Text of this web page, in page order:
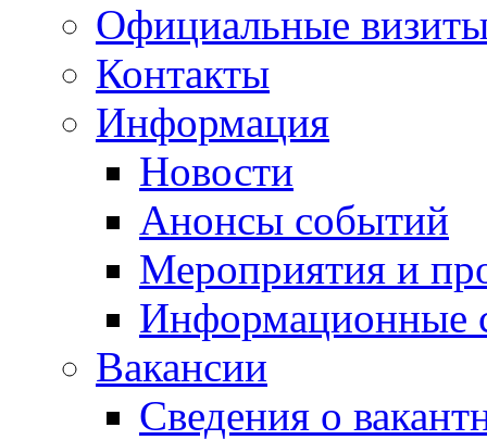
Официальные
Контакты
Информация
Новости
Анонсы событий
Мероприятия и
Информационные
Вакансии
Сведения о